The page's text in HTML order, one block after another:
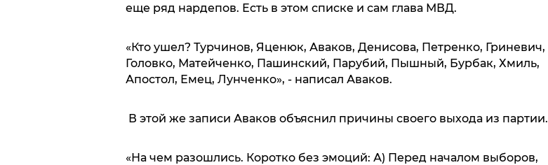
еще ряд нардепов. Есть в этом списке и сам глава МВД.
«Кто ушел? Турчинов, Яценюк, Аваков, Денисова, Петренко, Гриневич,
Головко, Матейченко, Пашинский, Парубий, Пышный, Бурбак, Хмиль,
Апостол, Емец, Лунченко», - написал Аваков.
В этой же записи Аваков объяснил причины своего выхода из партии.
«На чем разошлись. Коротко без эмоций: А) Перед началом выборов,